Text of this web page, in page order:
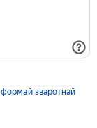
формай зваротнай